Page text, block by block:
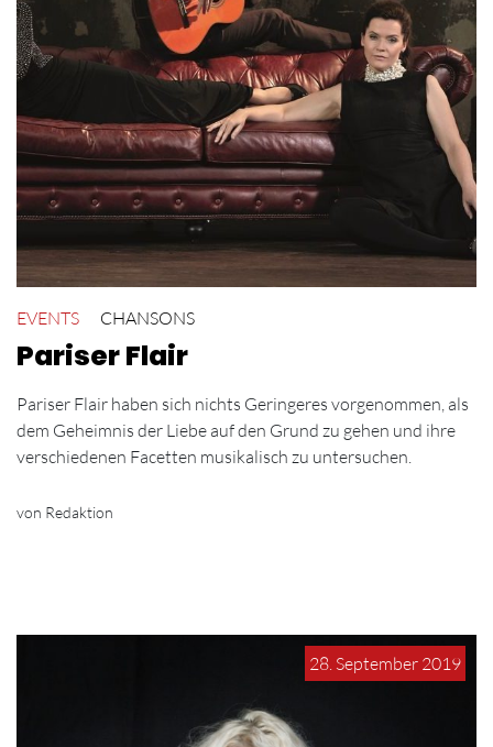
EVENTS CHANSONS
Pariser Flair
Pariser Flair haben sich nichts Geringeres vorgenommen, als
dem Geheimnis der Liebe auf den Grund zu gehen und ihre
verschiedenen Facetten musikalisch zu untersuchen.
von Redaktion
28. September 2019